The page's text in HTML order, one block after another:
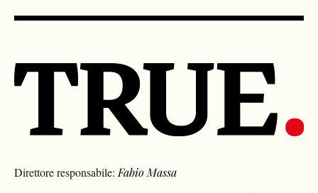
Direttore responsabile: Fabio Massa